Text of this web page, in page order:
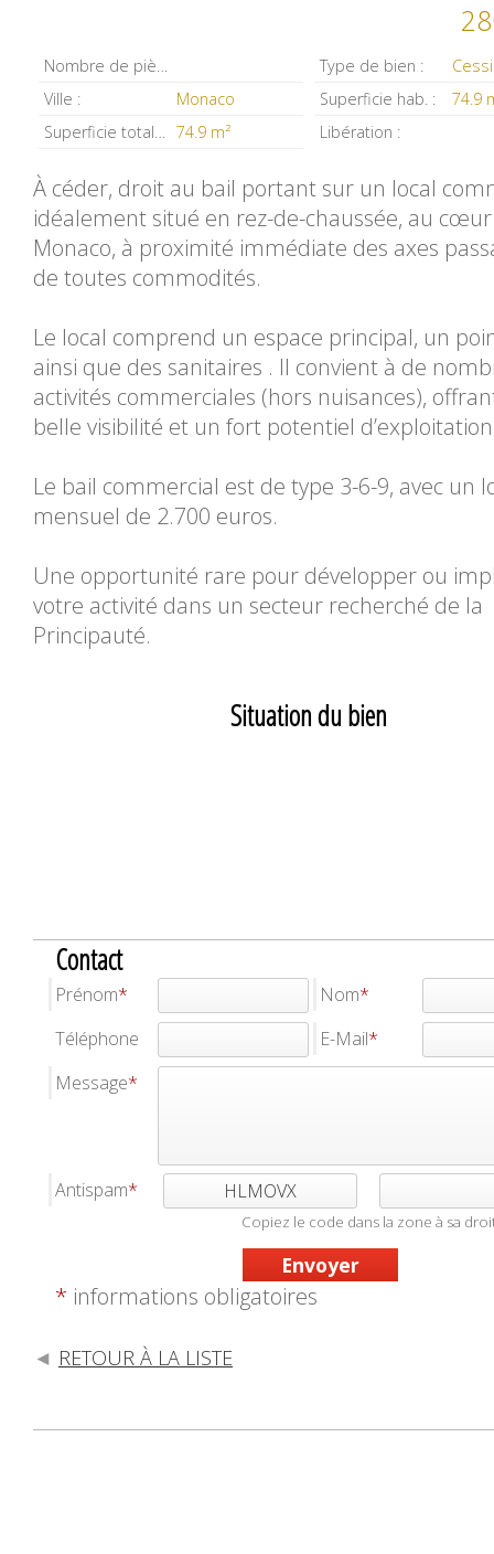
Nombre de pièces :
Type de bien :
Ville :
Monaco Superficie hab. :
74.9
Superficie totale : 74.9 m² Libération :
À céder, droit au bail portant sur un local
idéalement situé en rez-de-chaussée, au
Monaco, à proximité immédiate des axes
de toutes commodités.
Le local comprend un espace principal, un
ainsi que des sanitaires . Il convient à de
activités commerciales (hors nuisances),
belle visibilité et un fort potentiel
Le bail commercial est de type 3-6-9, avec un
mensuel de 2.700 euros.
Une opportunité rare pour développer ou
votre activité dans un secteur recherché de la
Principauté.
Situation du bien
Contact
Prénom
Nom
Téléphone
E-Mail
Message
Antispam HLMOVX
Copiez le code dans la zone à sa
* informations obligatoires
RETOUR À LA LISTE